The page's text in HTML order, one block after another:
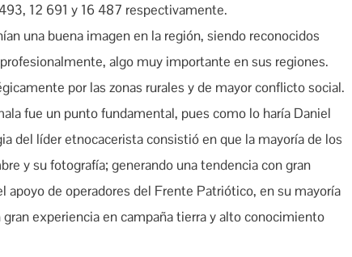
12 691 y 16 487 respectivamente.
una buena imagen en la región, siendo reconocidos
algo muy importante en sus regiones.
por las zonas rurales y de mayor conflicto social.
fue un punto fundamental, pues como lo haría Daniel
del líder etnocacerista consistió en que la mayoría de los
y su fotografía; generando una tendencia con gran
apoyo de operadores del Frente Patriótico, en su mayoría
experiencia en campaña tierra y alto conocimiento